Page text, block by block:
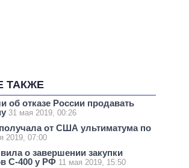
ТАКЖЕ
об отказе России продавать
31 мая 2019, 00:26
от США ультиматума по
2019, 07:00
о завершении закупки
С-400 у РФ 11 мая 2019, 15:50